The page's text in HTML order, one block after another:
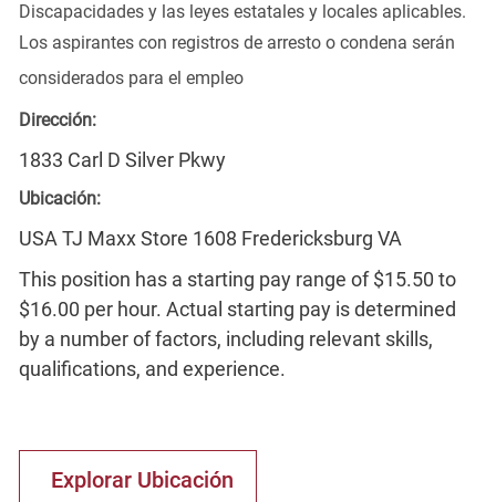
Discapacidades y las leyes estatales y locales aplicables.
Los aspirantes con registros de arresto o condena serán
considerados para el empleo
Dirección:
1833 Carl D Silver Pkwy
Ubicación:
USA TJ Maxx Store 1608 Fredericksburg VA
This position has a starting pay range of $15.50 to
$16.00 per hour. Actual starting pay is determined
by a number of factors, including relevant skills,
qualifications, and experience.
Explorar Ubicación